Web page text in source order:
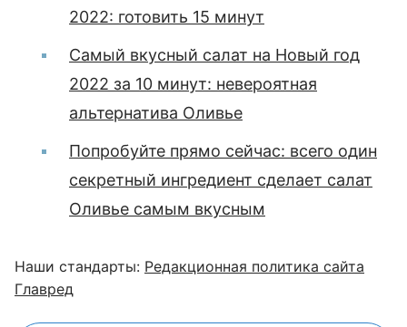
2022: готовить 15 минут
Самый вкусный салат на Новый год
2022 за 10 минут: невероятная
альтернатива Оливье
Попробуйте прямо сейчас: всего один
секретный ингредиент сделает салат
Оливье самым вкусным
Наши стандарты: Редакционная политика сайта
Главред